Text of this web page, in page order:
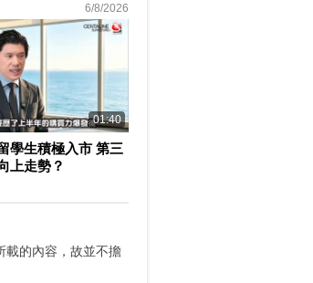
6/8/2026
01:40
學生積極入市 第三
上走勢？
載的內容，故並不擔